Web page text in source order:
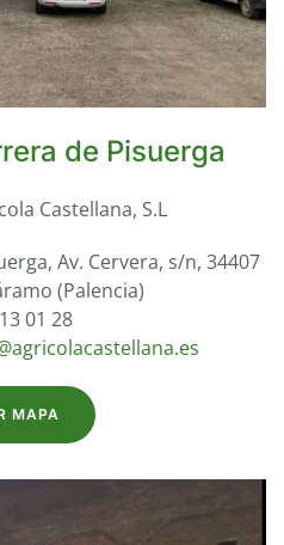
de Pisuerga
Castellana, S.L
Av. Cervera, s/n, 34407
(Palencia)
01 28
MAPA